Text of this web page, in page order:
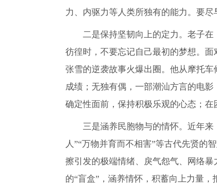
力、内驱力等人类所独有的能力。要
二是保持坚韧向上的定力。老子在《
彷徨时，不要忘记自己最初的梦想。
张雪的逆袭故事火爆出圈。他从摩托
成绩；无独有偶，一部潮汕方言的电
确定性面前，保持积极乐观的心态；
三是涵养民胞物与的情怀。近年来
人”“万物并育而不相害”等古代先贤的
擦引发的极端情绪、戾气怨气、网络
的“盲盒”，涵养情怀，积蓄向上力量